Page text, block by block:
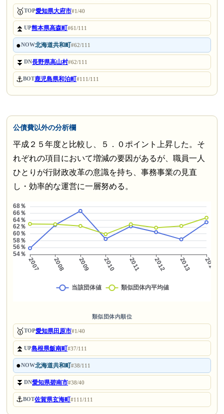
🥇TOP愛知県大府市#1/40
⏫UP熊本県高森町#61/111
●NOW北海道共和町#62/111
⏬DN長野県高山村#62/111
⚓BOT鹿児島県和泊町#111/111
公債費以外の分析欄
平成２５年度と比較し、５．０ポイント上昇した。そ
れぞれの項目において増減の要因があるが、職員一人
ひとりが行財政改革の意識を持ち、事務事業の見直
し・効率的な運営に一層努める。
類似団体内順位
🥇TOP愛知県田原市#1/40
⏫UP島根県飯南町#37/111
●NOW北海道共和町#38/111
⏬DN愛知県碧南市#38/40
⚓BOT佐賀県玄海町#111/111